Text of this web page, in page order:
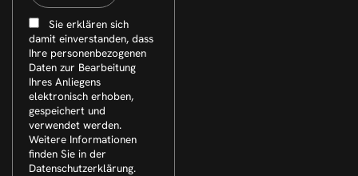
Sie erklären sich
damit einverstanden, dass
Ihre personenbezogenen
Daten zur Bearbeitung
Ihres Anliegens
elektronisch erhoben,
gespeichert und
verwendet werden.
Weitere Informationen
finden Sie in der
Datenschutzerklärung.